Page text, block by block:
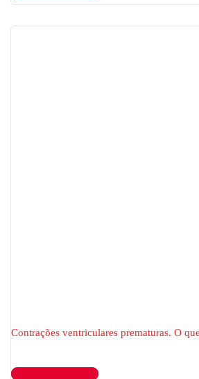
Contrações ventriculares prematuras. O
Ler artigo completo